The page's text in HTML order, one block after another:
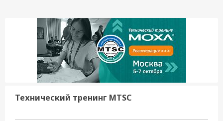
Технический тренинг MTSC